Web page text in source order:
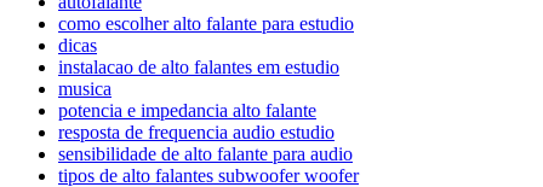
como escolher alto falante para estudio
dicas
instalacao de alto falantes em estudio
musica
potencia e impedancia alto falante
resposta de frequencia audio estudio
sensibilidade de alto falante para audio
tipos de alto falantes subwoofer woofer